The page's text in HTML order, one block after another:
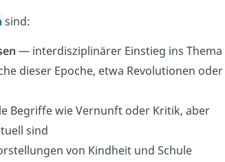
sind:
— interdisziplinärer Einstieg ins Thema
dieser Epoche, etwa Revolutionen oder
Begriffe wie Vernunft oder Kritik, aber
sind
von Kindheit und Schule